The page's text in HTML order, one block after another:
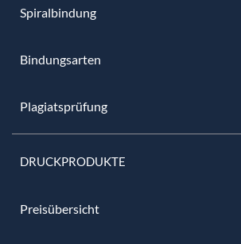
Spiralbindung
Bindungsarten
Plagiatsprüfung
DRUCKPRODUKTE
Preisübersicht